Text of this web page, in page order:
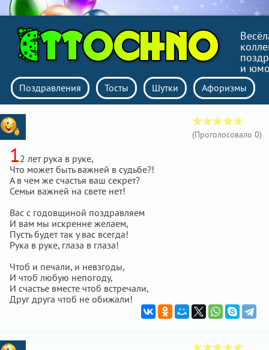
и
Поздравления Тосты Шутки Афоризмы
(Проголосовало 0)
12 лет рука в руке,
Что может быть важней в судьбе?!
А в чем же счастья ваш секрет?
Семьи важней на свете нет!
Вас с годовщиной поздравляем
И вам мы искренне желаем,
Пусть будет так у вас всегда!
Рука в руке, глаза в глаза!
Чтоб и печали, и невзгоды,
И чтоб любую непогоду,
И счастье вместе чтоб встречали,
Друг друга чтоб не обижали!